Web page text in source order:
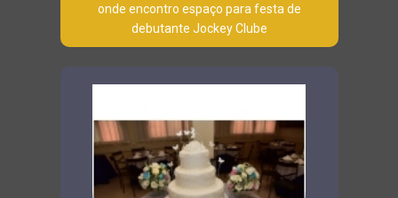
onde encontro espaço para festa de
debutante Jockey Clube